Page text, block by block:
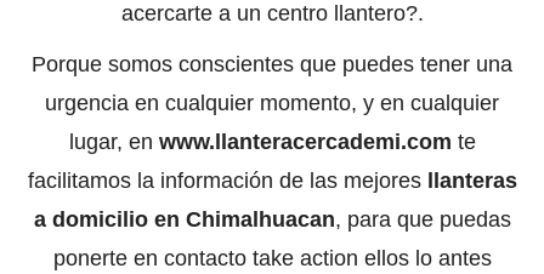
acercarte a un centro llantero?.
Porque somos conscientes que puedes tener una
urgencia en cualquier momento, y en cualquier
lugar, en www.llanteracercademi.com te
facilitamos la información de las mejores
llanteras
a domicilio en Chimalhuacan, para que puedas
ponerte en contacto take action ellos lo antes